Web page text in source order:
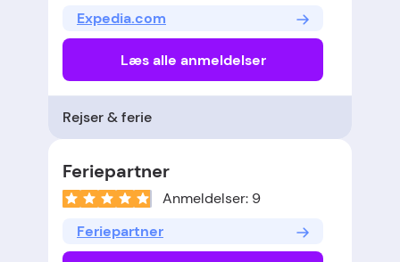
Expedia.com
Læs alle anmeldelser
Rejser & ferie
Feriepartner
Anmeldelser: 9
Feriepartner